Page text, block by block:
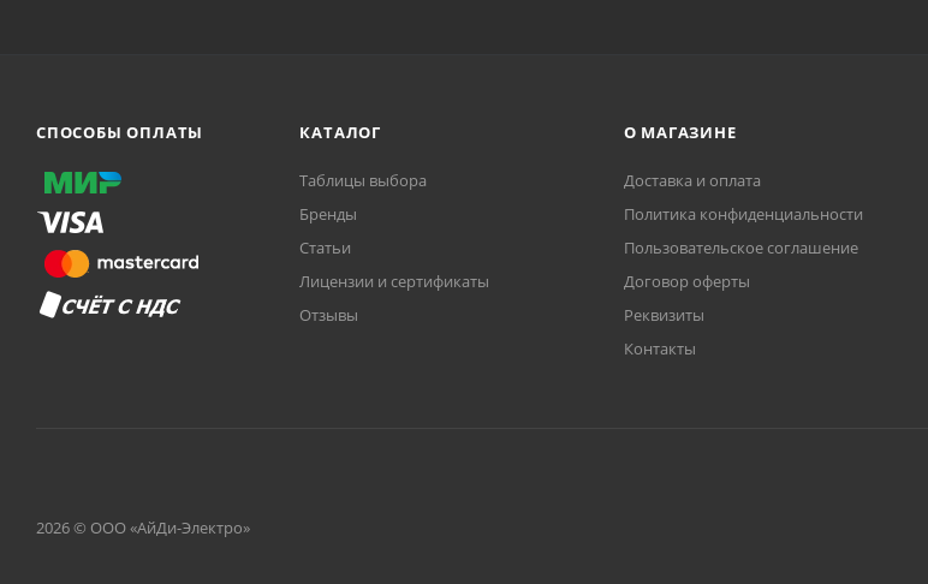
СПОСОБЫ ОПЛАТЫ КАТАЛОГ
Таблицы выбора
Бренды
Статьи
Лицензии и сертификаты
Отзывы
О МАГАЗИНЕ
Доставка и оплата
Политика конфиденциальности
Пользовательское соглашение
Договор оферты
Реквизиты
Контакты
2026 © ООО «АйДи-Электро»